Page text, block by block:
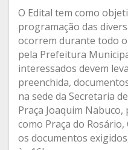
O Edital tem como
programação das
ocorrem durante todo
pela Prefeitura
interessados devem
preenchida,
na sede da Secretaria
Praça Joaquim
como Praça do
os documentos